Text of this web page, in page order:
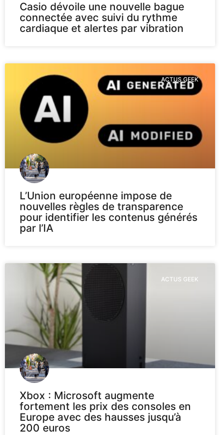
Casio dévoile une nouvelle bague
connectée avec suivi du rythme
cardiaque et alertes par vibration
ACTUS GEEK
L’Union européenne impose de
nouvelles règles de transparence
pour identifier les contenus générés
par l’IA
ACTUS GEEK
Xbox : Microsoft augmente
fortement les prix des consoles en
Europe avec des hausses jusqu’à
200 euros